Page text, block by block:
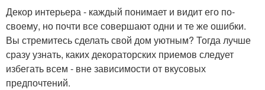
Декор интерьера - каждый понимает и видит его по-
своему, но почти все совершают одни и те же ошибки.
Вы стремитесь сделать свой дом уютным? Тогда лучше
сразу узнать, каких декораторских приемов следует
избегать всем - вне зависимости от вкусовых
предпочтений.